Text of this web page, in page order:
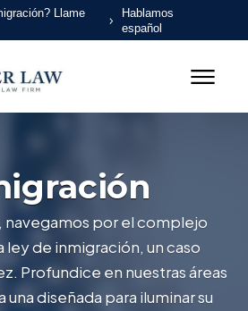
Llame
Hablamos
español
navegamos por el complejo
ley de inmigración, un caso
Profundice en nuestras áreas
diseñada para iluminar su